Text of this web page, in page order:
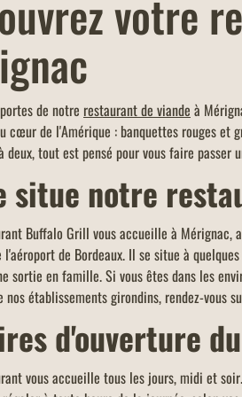
À EMPORTER
à emporter chez Buffalo Grill,
s'occupe de tout, pour un
ou entre amis, ou bien pour
déjeuner rapide !
votre
de notre restaurant de viande à
cœur de l'Amérique : banquettes rouges et
deux, tout est pensé pour vous faire
situe notre
Buffalo Grill vous accueille à Mérignac,
de Bordeaux. Il se situe à
sortie en famille. Si vous êtes dans les
nos établissements girondins, rendez-vous
d'ouverture
vous accueille tous les jours, midi et